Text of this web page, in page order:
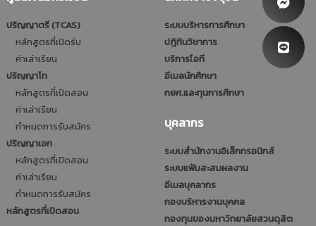
ปริญญาตรี (TCAS)
หลักสูตรที่เปิดรับ
ค่าเล่าเรียน
ปริญญาโท
หลักสูตรที่เปิดสอน
ค่าเล่าเรียน
กำหนดการรับสมัคร
ปริญญาเอก
หลักสูตรที่เปิดสอน
ค่าเล่าเรียน
กำหนดการรับสมัคร
หลักสูตรที่เปิดสอน
ระบบบริหารการศึกษา
ปฎิทินวิชาการ
บริการไอที
อีเมลนักศึกษา
กยศ.และทุนการศึกษา
บุคลากร
ระบบสำนักงานอิเล็กทรอนิกส์
ระบบแฟ้มสะสมผลงาน
อีเมลบุคลากร
กองบริหารงานบุคคล
กองทุนของมหาวิทยาลัยสวนดุสิต